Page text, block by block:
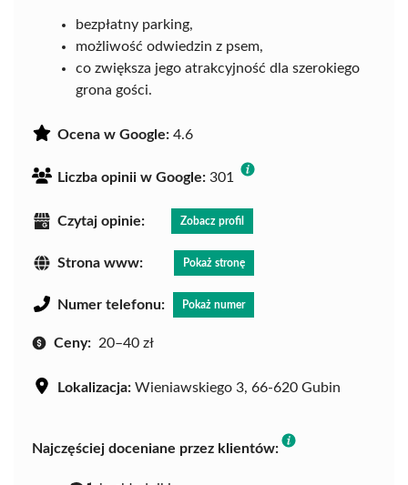
bezpłatny parking,
możliwość odwiedzin z psem,
co zwiększa jego atrakcyjność dla szerokiego
grona gości.
Ocena w Google: 4.6
Liczba opinii w Google: 301
Czytaj opinie: Zobacz profil
Strona www: Pokaż stronę
Numer telefonu: Pokaż numer
Ceny: 20–40 zł
Lokalizacja: Wieniawskiego 3, 66-620 Gubin
Najczęściej doceniane przez klientów: